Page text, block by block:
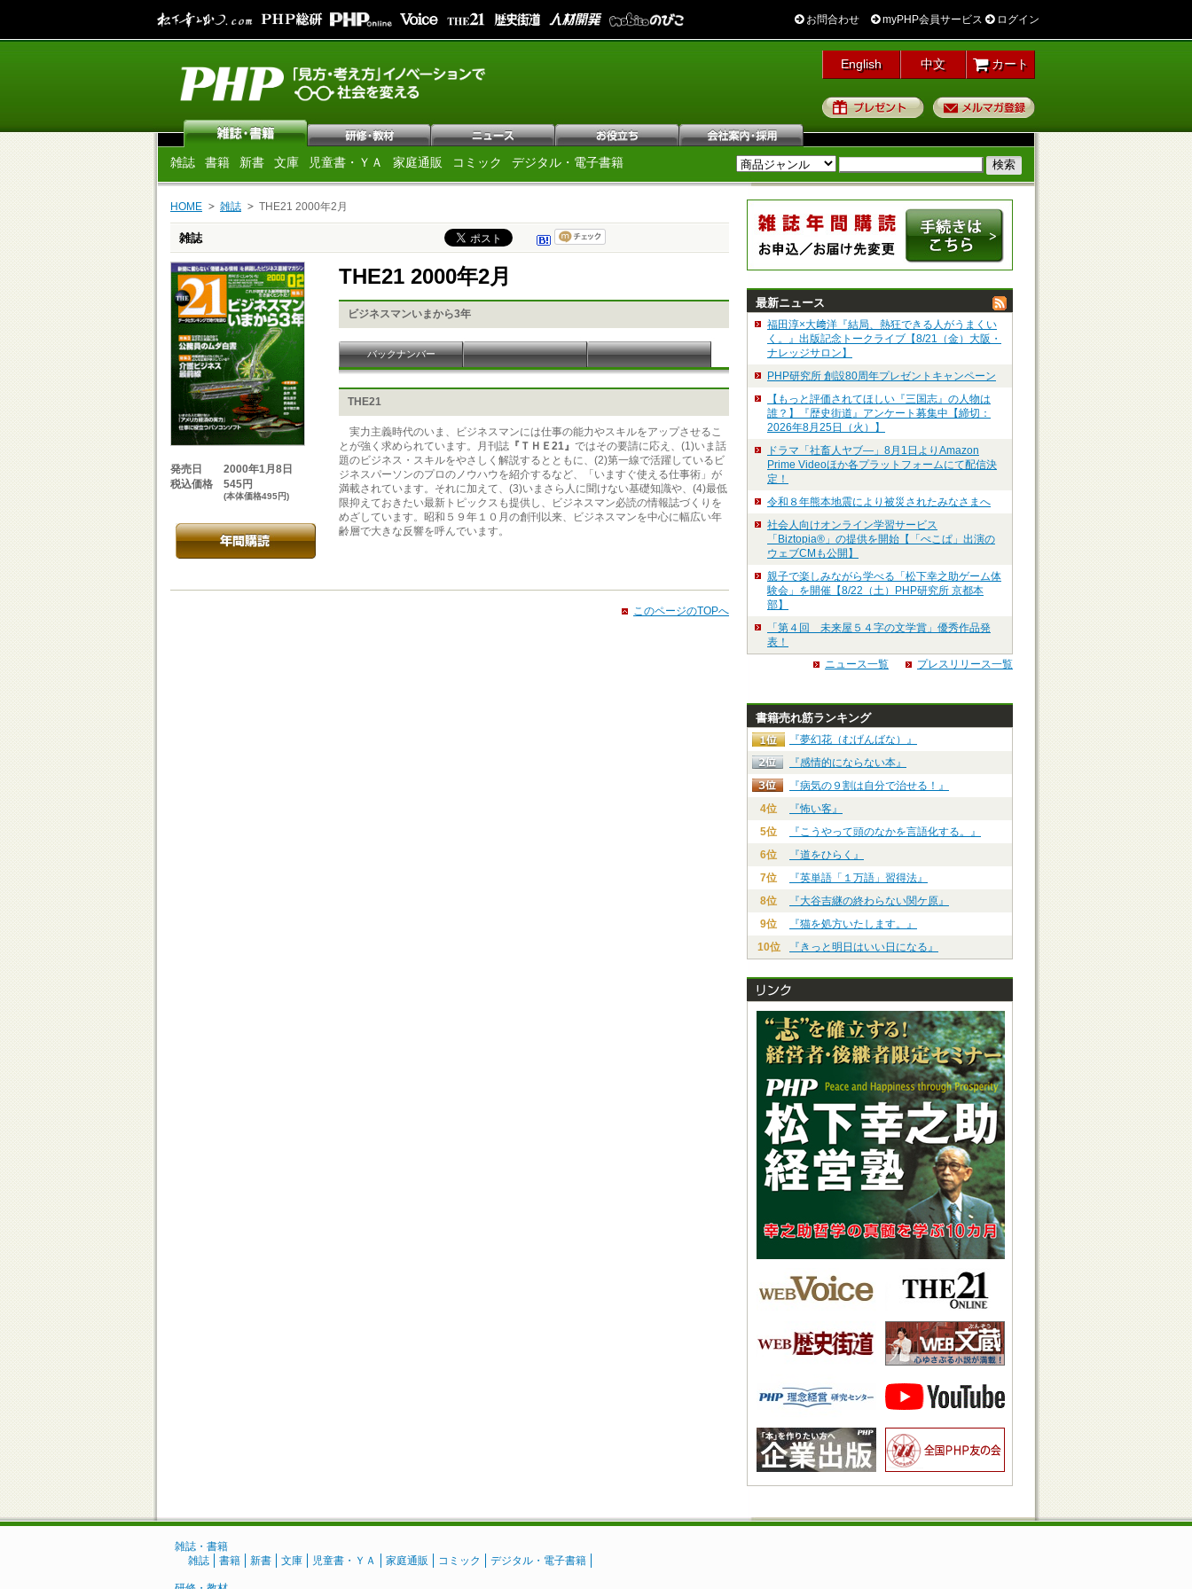
お問合わせ myPHP会員サービス ログイン
English 中文 カート
プレゼント
雑誌 書籍 新書 文庫 児童書・ＹＡ 家庭通販 コミック デジタル・電子書籍
HOME 雑誌 THE21 2000年2月
雑誌
発売日
2000年1月8日
税込価格
545円
(本体価格495円)
THE21 2000年2月
ビジネスマンいまから3年
バックナンバー
THE21
実力主義時代のいま、ビジネスマンには仕事の能力やスキルをアップさせるこ
とが強く求められています。月刊誌 『ＴＨＥ21』 ではその要請に応え、(1)いま話
題のビジネス・スキルをやさしく解説するとともに、(2)第一線で活躍しているビ
ジネスパーソンのプロのノウハウを紹介するなど、「いますぐ使える仕事術」が
満載されています。それに加えて、(3)いまさら人に聞けない基礎知識や、(4)最低
限抑えておきたい最新トピックスも提供し、ビジネスマン必読の情報誌づくりを
めざしています。昭和５９年１０月の創刊以来、ビジネスマンを中心に幅広い年
齢層で大きな反響を呼んでいます。
このページのTOPへ
最新ニュース
福田淳×大﨑洋『結局、熱狂できる人がうまくい
く。』出版記念トークライブ【8/21（金）大阪・
ナレッジサロン】
PHP研究所 創設80周年プレゼントキャンペーン
【もっと評価されてほしい『三国志』の人物は
誰？】『歴史街道』アンケート募集中【締切：
2026年8月25日（火）】
ドラマ「社畜人ヤブ―」8月1日よりAmazon
Prime Videoほか各プラットフォームにて配信決
定！
令和８年熊本地震により被災されたみなさまへ
社会人向けオンライン学習サービス
「Biztopia®」の提供を開始【「ぺこぱ」出演の
ウェブCMも公開】
親子で楽しみながら学べる「松下幸之助ゲーム体
験会」を開催【8/22（土）PHP研究所 京都本
部】
「第４回 未来屋５４字の文学賞」優秀作品発
表！
ニュース一覧
プレスリリース一覧
書籍売れ筋ランキング
『夢幻花（むげんばな）』
『感情的にならない本』
『病気の９割は自分で治せる！』
4位
『怖い客』
5位
『こうやって頭のなかを言語化する。』
6位
『道をひらく』
7位
『英単語「１万語」習得法』
8位
『大谷吉継の終わらない関ケ原』
9位
『猫を処方いたします。』
10位
『きっと明日はいい日になる』
雑誌・書籍
雑誌
書籍 新書 文庫 児童書・ＹＡ 家庭通販 コミック デジタル・電子書籍